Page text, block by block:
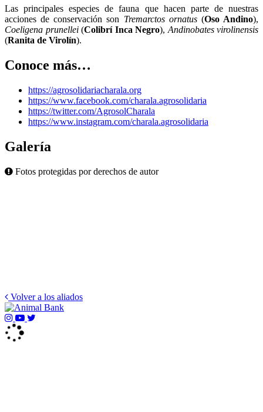
Las principales especies de fauna que hacen parte de nuestras
acciones de conservación son Tremarctos ornatus(Oso Andino),
Coeligena prunellei(Colibrí Inca Negro), Andinobates virolinensis
(Ranita de Virolín).
Conoce más…
https://agrosolidariacharala.org
https://www.facebook.com/charala.agrosolidaria
https://twitter.com/AgrosolCharala
https://www.instagram.com/charala.agrosolidaria
Galería
Fotos protegidas por derechos de autor
Volver a los aliados